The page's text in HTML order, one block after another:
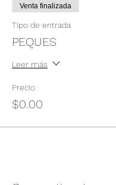
Venta finalizada
Tipo de entrada
PEQUES
Leer más
Precio
$0.00